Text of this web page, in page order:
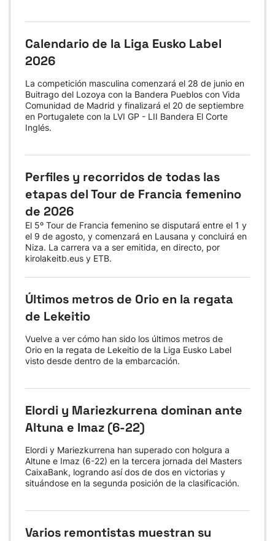
Calendario de la Liga Eusko Label
2026
La competición masculina comenzará el 28 de junio en
Buitrago del Lozoya con la Bandera Pueblos con Vida
Comunidad de Madrid y finalizará el 20 de septiembre
en Portugalete con la LVI GP - LII Bandera El Corte
Inglés.
Perfiles y recorridos de todas las
etapas del Tour de Francia femenino
de 2026
El 5º Tour de Francia femenino se disputará entre el 1 y
el 9 de agosto, y comenzará en Lausana y concluirá en
Niza. La carrera va a ser emitida, en directo, por
kirolakeitb.eus y ETB.
Últimos metros de Orio en la regata
de Lekeitio
Vuelve a ver cómo han sido los últimos metros de
Orio en la regata de Lekeitio de la Liga Eusko Label
visto desde dentro de la embarcación.
Elordi y Mariezkurrena dominan ante
Altuna e Imaz (6-22)
Elordi y Mariezkurrena han superado con holgura a
Altune e Imaz (6-22) en la tercera jornada del Masters
CaixaBank, logrando así dos de dos en victorias y
situándose en la segunda posición de la clasificación.
Varios remontistas muestran su